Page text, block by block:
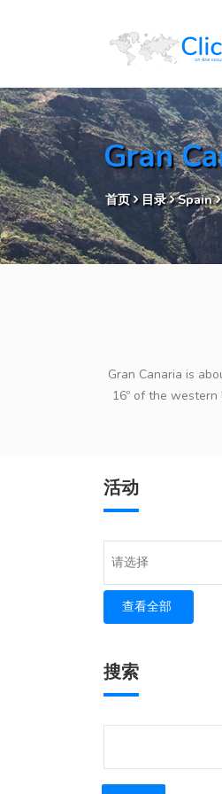
Gran
首页 目录 Spain
Gran Canaria is
16º of the
活动
请选择
查看全部
搜索